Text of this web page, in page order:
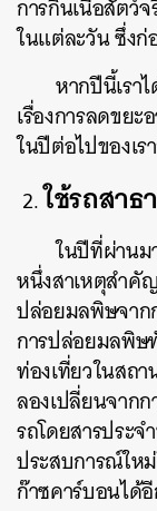
การกินเนื้อสัตว์
ในแต่ละวัน ซึ่งก่
หากปีนี้เรา
เรื่องการลดขย
ในปีต่อไปของเร
ใช้รถสา
ในปีที่ผ่านม
หนึ่งสาเหตุสำคั
ปล่อยมลพิษจาก
การปล่อยมลพิษ
ท่องเที่ยวในสถา
ลองเปลี่ยนจาก
รถโดยสารประ
ประสบการณ์ให
ก๊าซคาร์บอนได้